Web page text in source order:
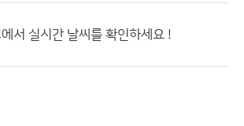
서 실시간 날씨를 확인하세요 !